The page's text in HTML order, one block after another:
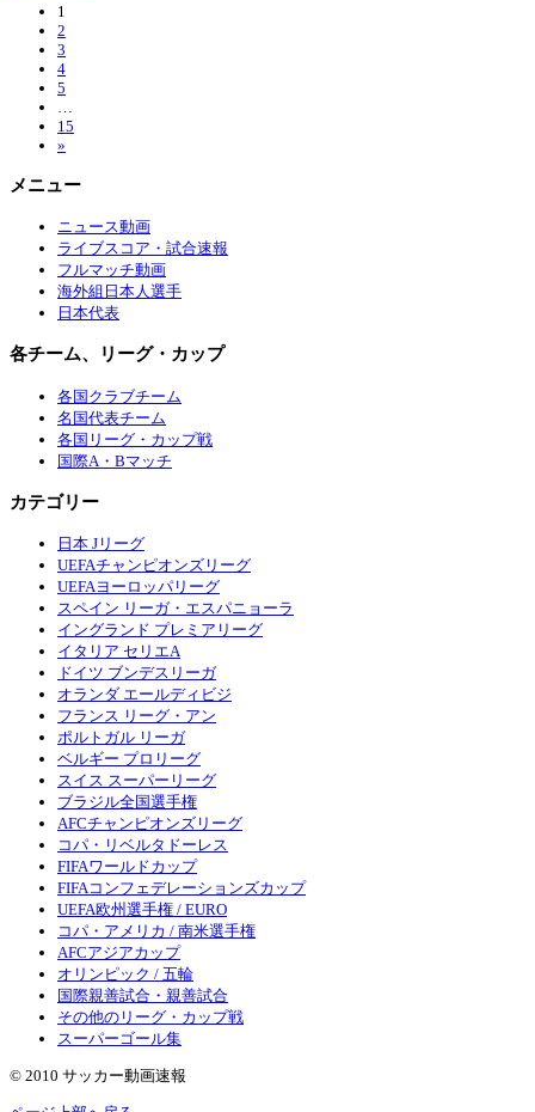
1
2
3
4
5
15
»
メニュー
ニュース動画
ライブスコア・試合速報
フルマッチ動画
海外組日本人選手
日本代表
各チーム、リーグ・カップ
各国クラブチーム
名国代表チーム
各国リーグ・カップ戦
国際A・Bマッチ
カテゴリー
日本 Jリーグ
UEFAチャンピオンズリーグ
UEFAヨーロッパリーグ
スペイン リーガ・エスパニョーラ
イングランド プレミアリーグ
イタリア セリエA
ドイツ ブンデスリーガ
オランダ エールディビジ
フランス リーグ・アン
ポルトガル リーガ
ベルギー プロリーグ
スイス スーパーリーグ
ブラジル全国選手権
AFCチャンピオンズリーグ
コパ・リベルタドーレス
FIFAワールドカップ
FIFAコンフェデレーションズカップ
UEFA欧州選手権 / EURO
コパ・アメリカ / 南米選手権
AFCアジアカップ
オリンピック / 五輪
国際親善試合・親善試合
その他のリーグ・カップ戦
スーパーゴール集
© 2010 サッカー動画速報